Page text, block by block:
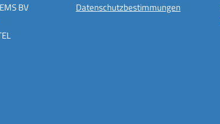
BV
Datenschutzbestimmungen